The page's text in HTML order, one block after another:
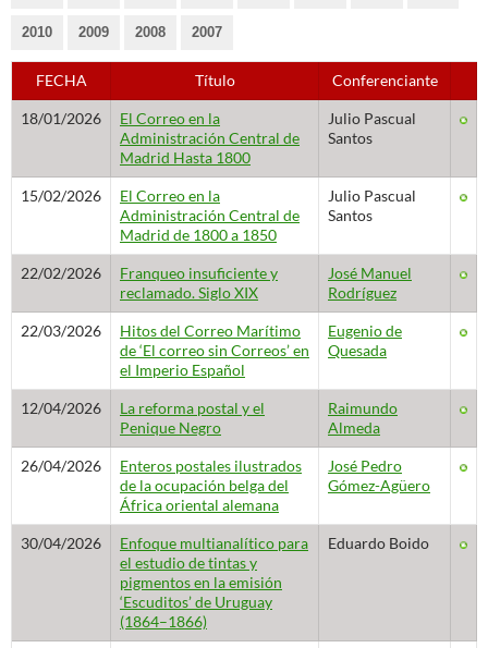
2010 2009 2008 2007
FECHA Título Conferenciante
18/01/2026
El Correo en la
Administración Central de
Madrid Hasta 1800
Julio Pascual
Santos
15/02/2026
El Correo en la
Administración Central de
Madrid de 1800 a 1850
Julio Pascual
Santos
22/02/2026
Franqueo insuficiente y
reclamado. Siglo XIX
José Manuel
Rodríguez
22/03/2026
Hitos del Correo Marítimo
de ‘El correo sin Correos’ en
el Imperio Español
Eugenio de
Quesada
12/04/2026
La reforma postal y el
Penique Negro
Raimundo
Almeda
26/04/2026
Enteros postales ilustrados
de la ocupación belga del
África oriental alemana
José Pedro
Gómez-Agüero
30/04/2026
Enfoque multianalítico para
el estudio de tintas y
pigmentos en la emisión
‘Escuditos’ de Uruguay
(1864–1866)
Eduardo Boido